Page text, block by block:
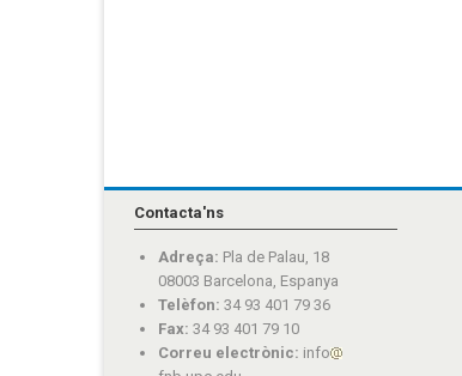
Contacta'ns
Adreça: Pla de Palau, 18
08003 Barcelona, Espanya
Telèfon: 34 93 401 79 36
Fax: 34 93 401 79 10
Correu electrònic: info